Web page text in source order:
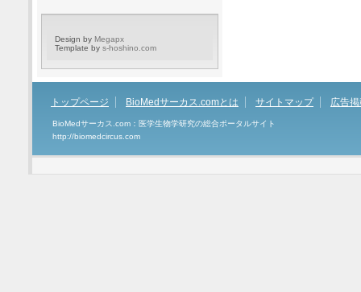
Design by Megapx
Template by s-hoshino.com
トップページ BioMedサーカス.comとは サイトマップ 広告
BioMedサーカス.com：医学生物学研究の総合ポータルサイト
http://biomedcircus.com